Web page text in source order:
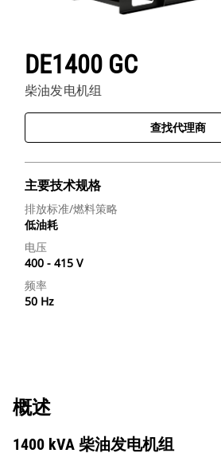
DE1400 GC
柴油发电机组
查找代理商
主要技术规格
排放标准/燃料策略
低油耗
电压
400 - 415 V
频率
50 Hz
概述
1400 kVA 柴油发电机组